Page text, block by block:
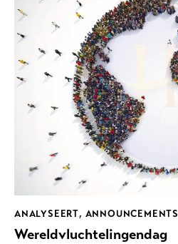
ANALYSEERT, ANNOUNCEMENTS
Wereldvluchtelingendag